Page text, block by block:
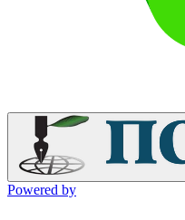
Powered by